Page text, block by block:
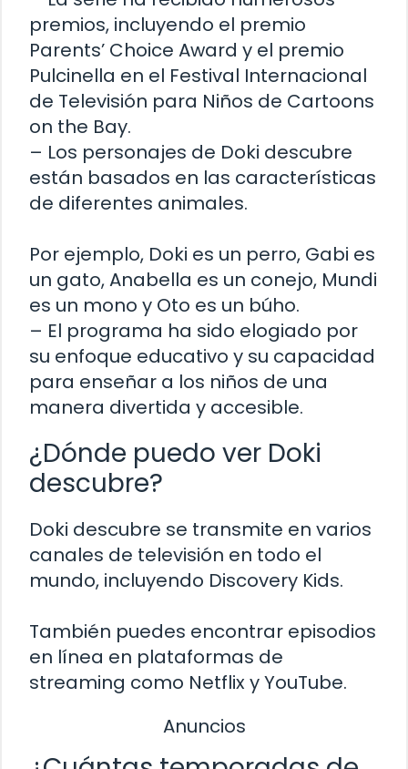
premios, incluyendo el premio
Parents’ Choice Award y el premio
Pulcinella en el Festival Internacional
de Televisión para Niños de Cartoons
on the Bay.
– Los personajes de Doki descubre
están basados en las características
de diferentes animales.
Por ejemplo, Doki es un perro, Gabi es
un gato, Anabella es un conejo, Mundi
es un mono y Oto es un búho.
– El programa ha sido elogiado por
su enfoque educativo y su capacidad
para enseñar a los niños de una
manera divertida y accesible.
¿Dónde puedo ver Doki
descubre?
Doki descubre se transmite en varios
canales de televisión en todo el
mundo, incluyendo Discovery Kids.
También puedes encontrar episodios
en línea en plataformas de
streaming como Netflix y YouTube.
Anuncios